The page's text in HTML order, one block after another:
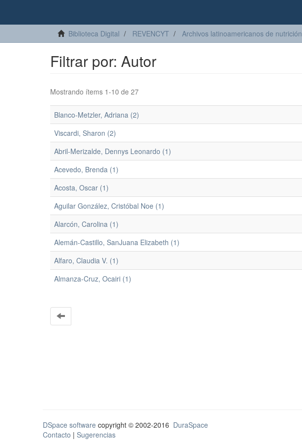
Biblioteca Digital REVENCYT Archivos latinoamericanos de nutrición
Filtrar por: Autor
Mostrando ítems 1-10 de 27
Blanco-Metzler, Adriana (2)
Viscardi, Sharon (2)
Abril-Merizalde, Dennys Leonardo (1)
Acevedo, Brenda (1)
Acosta, Oscar (1)
Aguilar González, Cristóbal Noe (1)
Alarcón, Carolina (1)
Alemán-Castillo, SanJuana Elizabeth (1)
Alfaro, Claudia V. (1)
Almanza-Cruz, Ocairi (1)
DSpace software copyright © 2002-2016 DuraSpace
Contacto | Sugerencias